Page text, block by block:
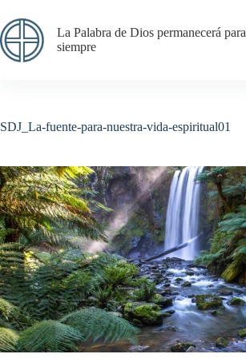
al
contenido
La Palabra de Dios permanecerá para
siempre
SDJ_La-fuente-para-nuestra-vida-espiritual01